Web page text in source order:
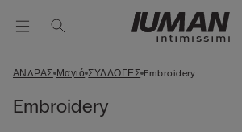
ΑΝΔΡΑΣ Μαγιό ΣΥΛΛΟΓΕΣ Embroidery
Embroidery